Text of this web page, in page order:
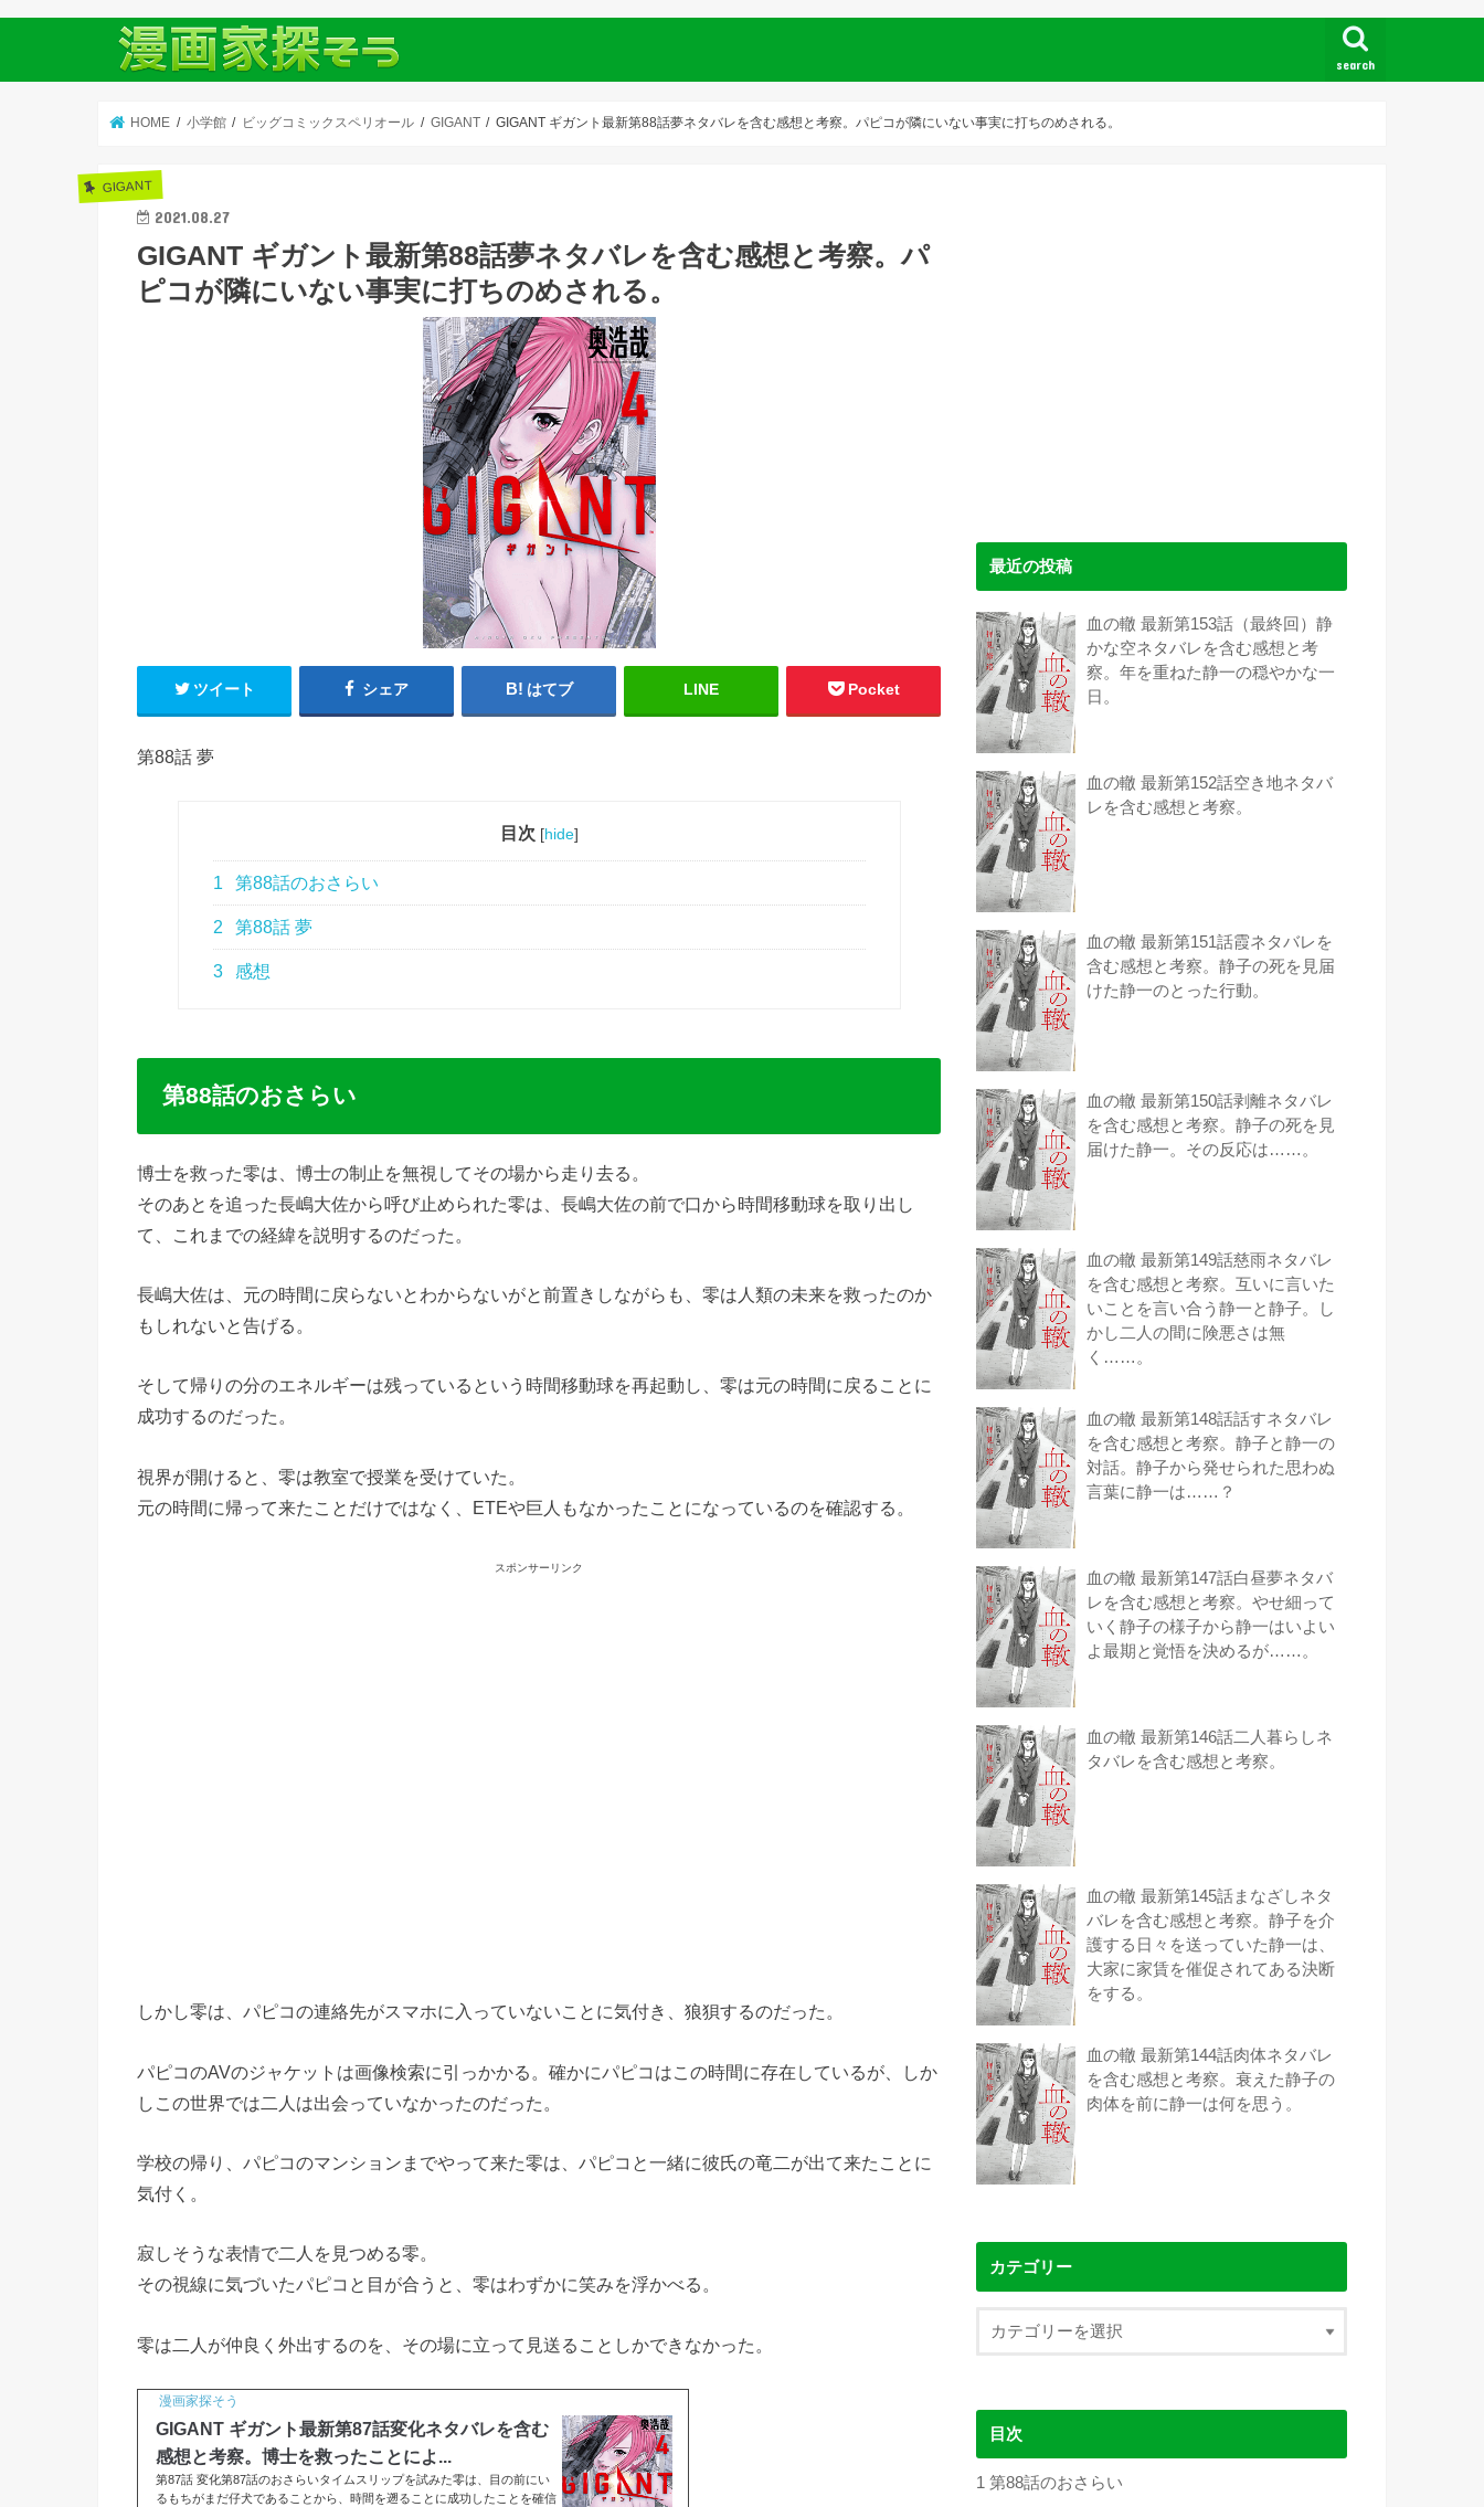
search
HOME 小学館 ビッグコミックスペリオール GIGANT GIGANT ギガント最新第88話夢ネタバレを含む感想と考察。パピコが隣にいない事実に打ちのめされる。
GIGANT
2021.08.27
GIGANT ギガント最新第88話夢ネタバレを含む感想と考察。パ
ピコが隣にいない事実に打ちのめされる。
ツイート シェア はてブ LINE Pocket
第88話 夢
目次 [hide]
1 第88話のおさらい
2 第88話 夢
3 感想
第88話のおさらい
博士を救った零は、博士の制止を無視してその場から走り去る。
そのあとを追った長嶋大佐から呼び止められた零は、長嶋大佐の前で口から時間移動球を取り出し
て、これまでの経緯を説明するのだった。
長嶋大佐は、元の時間に戻らないとわからないがと前置きしながらも、零は人類の未来を救ったのか
もしれないと告げる。
そして帰りの分のエネルギーは残っているという時間移動球を再起動し、零は元の時間に戻ることに
成功するのだった。
視界が開けると、零は教室で授業を受けていた。
元の時間に帰って来たことだけではなく、ETEや巨人もなかったことになっているのを確認する。
スポンサーリンク
しかし零は、パピコの連絡先がスマホに入っていないことに気付き、狼狽するのだった。
パピコのAVのジャケットは画像検索に引っかかる。確かにパピコはこの時間に存在しているが、しか
しこの世界では二人は出会っていなかったのだった。
学校の帰り、パピコのマンションまでやって来た零は、パピコと一緒に彼氏の竜二が出て来たことに
気付く。
寂しそうな表情で二人を見つめる零。
その視線に気づいたパピコと目が合うと、零はわずかに笑みを浮かべる。
零は二人が仲良く外出するのを、その場に立って見送ることしかできなかった。
漫画家探そう
GIGANT ギガント最新第87話変化ネタバレを含む
感想と考察。博士を救ったことによ...
第87話 変化第87話のおさらいタイムスリップを試みた零は、目の前にい
るもちがまだ仔犬であることから、時間を遡ることに成功したことを確信
最近の投稿
血の轍 最新第153話（最終回）静
かな空ネタバレを含む感想と考
察。年を重ねた静一の穏やかな一
日。
血の轍 最新第152話空き地ネタバ
レを含む感想と考察。
血の轍 最新第151話霞ネタバレを
含む感想と考察。静子の死を見届
けた静一のとった行動。
血の轍 最新第150話剥離ネタバレ
を含む感想と考察。静子の死を見
届けた静一。その反応は……。
血の轍 最新第149話慈雨ネタバレ
を含む感想と考察。互いに言いた
いことを言い合う静一と静子。し
かし二人の間に険悪さは無
く……。
血の轍 最新第148話話すネタバレ
を含む感想と考察。静子と静一の
対話。静子から発せられた思わぬ
言葉に静一は……？
血の轍 最新第147話白昼夢ネタバ
レを含む感想と考察。やせ細って
いく静子の様子から静一はいよい
よ最期と覚悟を決めるが……。
血の轍 最新第146話二人暮らしネ
タバレを含む感想と考察。
血の轍 最新第145話まなざしネタ
バレを含む感想と考察。静子を介
護する日々を送っていた静一は、
大家に家賃を催促されてある決断
をする。
血の轍 最新第144話肉体ネタバレ
を含む感想と考察。衰えた静子の
肉体を前に静一は何を思う。
カテゴリー
目次
1 第88話のおさらい